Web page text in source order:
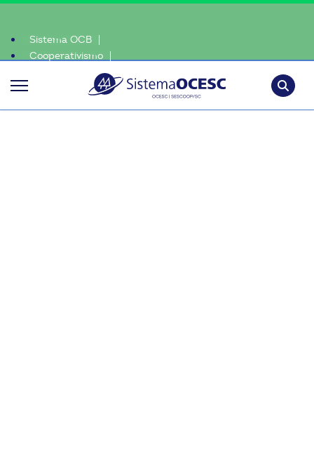
Sistema OCB
Cooperativismo